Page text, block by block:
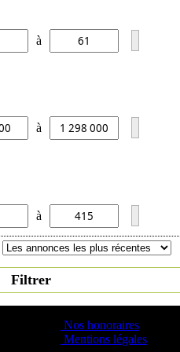
à
à
à
Filtrer
Nos honoraires
Mentions légales